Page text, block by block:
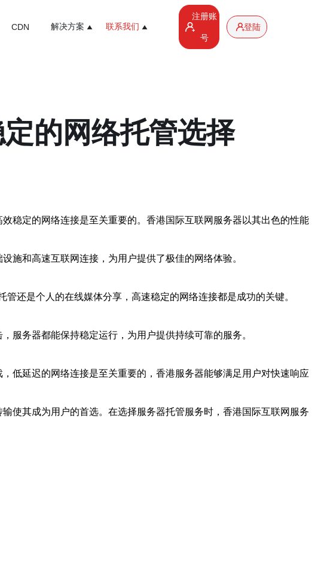
CDN 解决方案 联系我们
注册账
号
登陆
的网络托管选择
稳定的网络连接是至关重要的。香港国际互联网服务器以其出色的性能
施和高速互联网连接，为用户提供了极佳的网络体验。
还是个人的在线媒体分享，高速稳定的网络连接都是成功的关键。
服务器都能保持稳定运行，为用户提供持续可靠的服务。
低延迟的网络连接是至关重要的，香港服务器能够满足用户对快速响应
使其成为用户的首选。在选择服务器托管服务时，香港国际互联网服务